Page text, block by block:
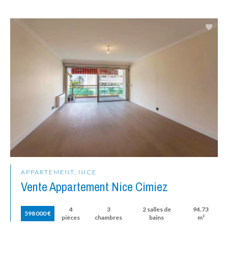
APPARTEMENT, NICE
Vente Appartement Nice Cimiez
598 000 €
4
pièces
3
chambres
2 salles de
bains
94.73
m²